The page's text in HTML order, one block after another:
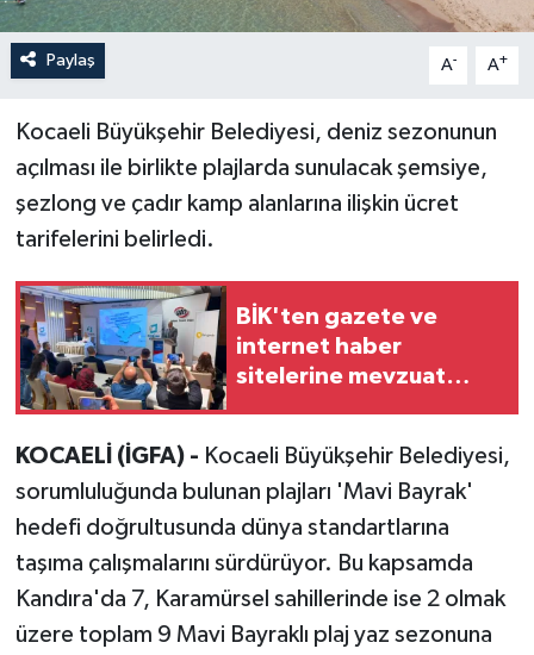
Paylaş A- A+
Kocaeli Büyükşehir Belediyesi, deniz sezonunun
açılması ile birlikte plajlarda sunulacak şemsiye,
şezlong ve çadır kamp alanlarına ilişkin ücret
tarifelerini belirledi.
BİK'ten gazete ve
internet haber
sitelerine mevzuat
KOCAELİ (İGFA) - Kocaeli Büyükşehir Belediyesi,
sorumluluğunda bulunan plajları 'Mavi Bayrak'
hedefi doğrultusunda dünya standartlarına
taşıma çalışmalarını sürdürüyor. Bu kapsamda
Kandıra'da 7, Karamürsel sahillerinde ise 2 olmak
üzere toplam 9 Mavi Bayraklı plaj yaz sezonuna